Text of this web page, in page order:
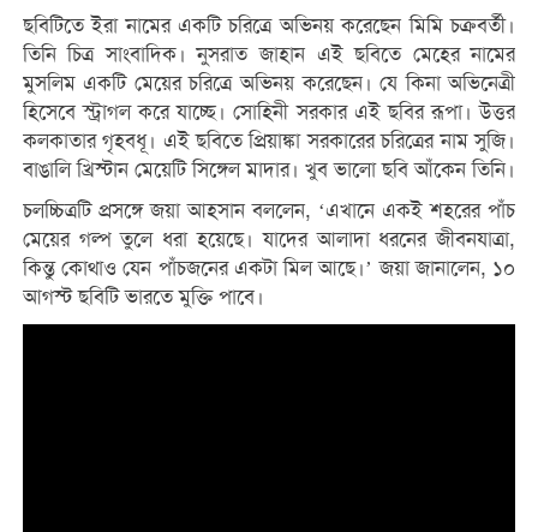
ছবিটিতে ইরা নামের একটি চরিত্রে অভিনয় করেছেন মিমি চক্রবর্তী।
তিনি চিত্র সাংবাদিক। নুসরাত জাহান এই ছবিতে মেহের নামের
মুসলিম একটি মেয়ের চরিত্রে অভিনয় করেছেন। যে কিনা অভিনেত্রী
হিসেবে স্ট্রাগল করে যাচ্ছে। সোহিনী সরকার এই ছবির রূপা। উত্তর
কলকাতার গৃহবধূ। এই ছবিতে প্রিয়াঙ্কা সরকারের চরিত্রের নাম সুজি।
বাঙালি খ্রিস্টান মেয়েটি সিঙ্গেল মাদার। খুব ভালো ছবি আঁকেন তিনি।
চলচ্চিত্রটি প্রসঙ্গে জয়া আহসান বললেন, ‘এখানে একই শহরের পাঁচ
মেয়ের গল্প তুলে ধরা হয়েছে। যাদের আলাদা ধরনের জীবনযাত্রা,
কিন্তু কোথাও যেন পাঁচজনের একটা মিল আছে।’ জয়া জানালেন, ১০
আগস্ট ছবিটি ভারতে মুক্তি পাবে।